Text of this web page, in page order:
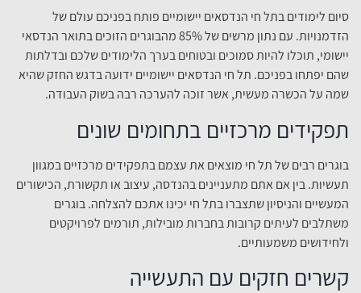
סיום לימודים בתל חי הנדסאים יישומיים פותח בפניכם עולם של
הזדמנויות. עם נתון מרשים של 85% מהבוגרים הזוכים בתואר הנדסאי
יישומי, תוכלו להיות סמוכים ובטוחים בערך הלימודים שלכם ובדלתות
שהם יפתחו בפניכם. תל חי הנדסאים יישומיים ידועה בדגש החזק שהיא
שמה על הכשרה מעשית, אשר זוכה להערכה רבה בשוק העבודה.
תפקידים מרכזיים בתחומים שונים
בוגרים רבים של תל חי מוצאים את עצמם בתפקידים מרכזיים במגוון
תעשיות. בין אם אתם מתעניינים בהנדסה, עיצוב או תקשורת, הכישורים
המעשיים והניסיון שתצברו בתל חי יכינו אתכם להצלחה. בוגרים
משתלבים לעיתים קרובות בחברות מובילות, תורמים לפרויקטים
ולחידושים משמעותיים.
קשרים חזקים עם התעשייה